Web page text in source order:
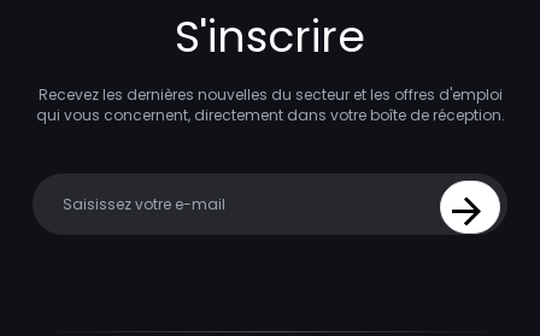
S'inscrire
Recevez les dernières nouvelles du secteur et les offres d'emploi
qui vous concernent, directement dans votre boîte de réception.
Sign Up